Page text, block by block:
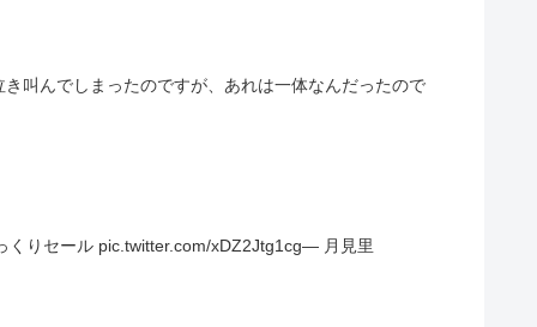
叫んでしまったのですが、あれは一体なんだったので
くりセール pic.twitter.com/xDZ2Jtg1cg— 月見里